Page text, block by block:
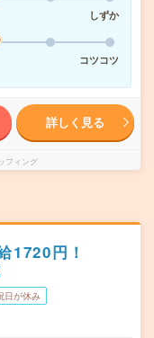
しずか
コツコツ
詳しく見る
フィング
1720円！
日が休み